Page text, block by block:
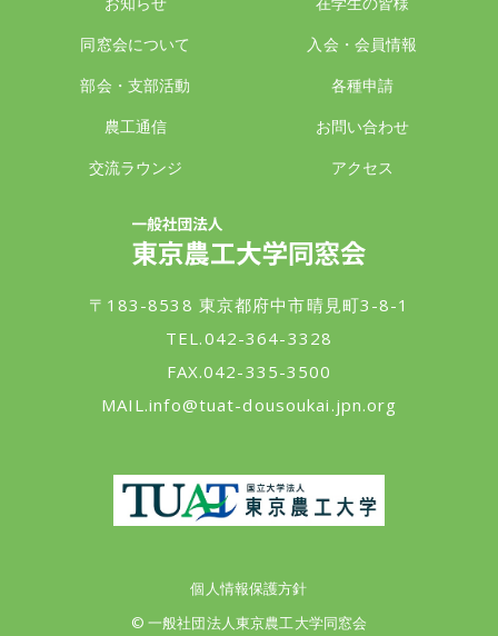
同窓会について
部会・支部活動
農工通信
交流ラウンジ
入会・会員情報
各種申請
お問い合わせ
アクセス
〒183-8538 東京都府中市晴見町3-8-1
TEL.042-364-3328
FAX.042-335-3500
MAIL.info@tuat-dousoukai.jpn.org
個人情報保護方針
© 一般社団法人東京農工大学同窓会